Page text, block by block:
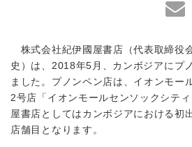
株式会社紀伊國屋書店（代表取締
史）は、2018年5月、カンボジアにプ
ました。プノンペン店は、イオンモー
2号店「イオンモールセンソックシテ
屋書店としてはカンボジアにおける初
店舗目となります。